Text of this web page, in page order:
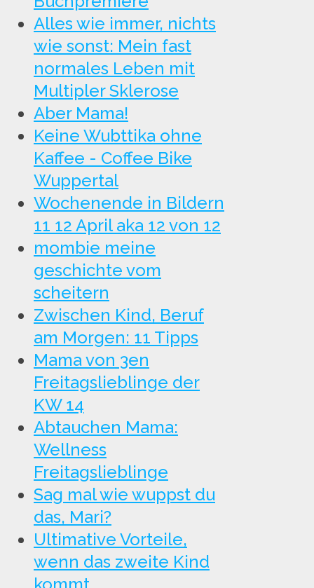
Alles wie immer, nichts
wie sonst: Mein fast
normales Leben mit
Multipler Sklerose
Aber Mama!
Keine Wubttika ohne
Kaffee - Coffee Bike
Wuppertal
Wochenende in Bildern
11 12 April aka 12 von 12
mombie meine
geschichte vom
scheitern
Zwischen Kind, Beruf
am Morgen: 11 Tipps
Mama von 3en
Freitagslieblinge der
KW 14
Abtauchen Mama:
Wellness
Freitagslieblinge
Sag mal wie wuppst du
das, Mari?
Ultimative Vorteile,
wenn das zweite Kind